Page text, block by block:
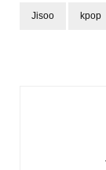
Jisoo kpop